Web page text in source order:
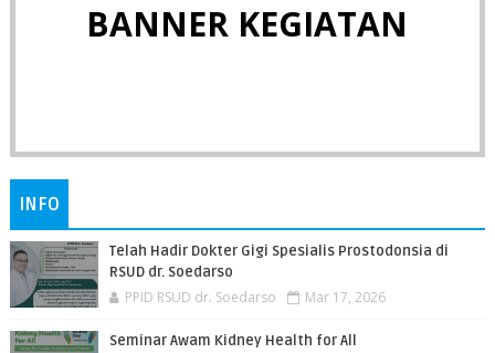
BANNER KEGIATAN
INFO
Telah Hadir Dokter Gigi Spesialis Prostodonsia di
RSUD dr. Soedarso
PPID RSUD dr. Soedarso Mar 17, 2026
Seminar Awam Kidney Health for All